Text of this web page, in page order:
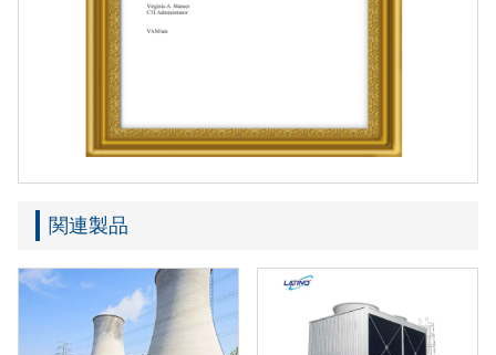
関連製品